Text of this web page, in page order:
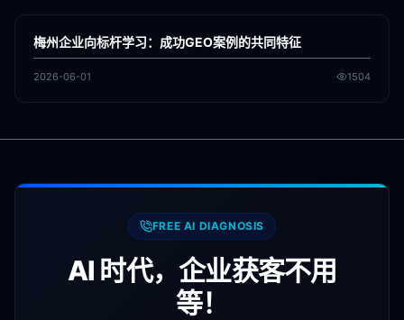
GEO
梅州企业向标杆学习：成功GEO案例的共同特征
2026-06-01 1504
FREE AI DIAGNOSIS
AI 时代，企业获客不用
等！